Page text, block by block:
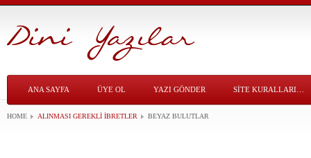
ANA SAYFA ÜYE OL YAZI GÖNDER SITE KURALLARI…
HOME ALINMASI GEREKLI İBRETLER BEYAZ BULUTLAR